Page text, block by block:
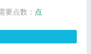
要点数： 点